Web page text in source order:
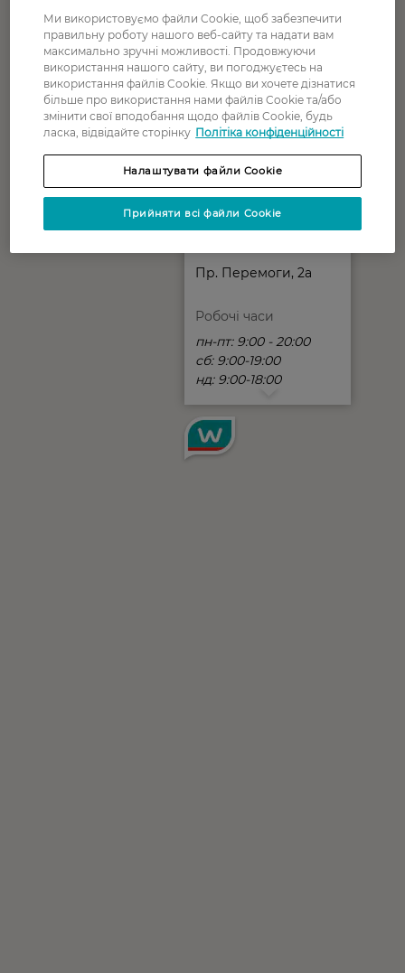
Ми використовуємо файли Cookie, щоб забезпечити
правильну роботу нашого веб-сайту та надати вам
максимально зручні можливості. Продовжуючи
використання нашого сайту, ви погоджуєтесь на
використання файлів Cookie. Якщо ви хочете дізнатися
більше про використання нами файлів Cookie та/або
змінити свої вподобання щодо файлів Cookie, будь
ласка, відвідайте сторінку Політіка конфіденційності
Налаштувати файли Cookie
Прийняти всі файли Cookie